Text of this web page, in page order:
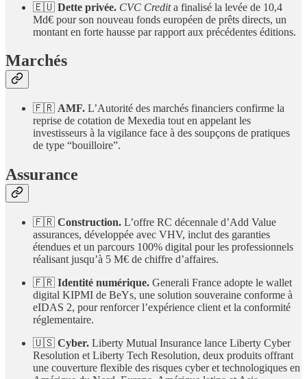
🇪🇺 Dette privée. CVC Credita finalisé la levée de 10,4
Md€ pour son nouveau fonds européen de prêts directs, un
montant en forte hausse par rapport aux précédentes éditions.
Marchés
🇫🇷 AMF. L’Autorité des marchés financiers confirme la
reprise de cotation de Mexedia tout en appelant les
investisseurs à la vigilance face à des soupçons de pratiques
de type “bouilloire”.
Assurance
🇫🇷 Construction. L’offre RC décennale d’Add Value
assurances, développée avec VHV, inclut des garanties
étendues et un parcours 100% digital pour les professionnels
réalisant jusqu’à 5 M€ de chiffre d’affaires.
🇫🇷 Identité numérique. Generali France adopte le wallet
digital KIPMI de BeYs, une solution souveraine conforme à
eIDAS 2, pour renforcer l’expérience client et la conformité
réglementaire.
🇺🇸 Cyber. Liberty Mutual Insurance lance Liberty Cyber
Resolution et Liberty Tech Resolution, deux produits offrant
une couverture flexible des risques cyber et technologiques en